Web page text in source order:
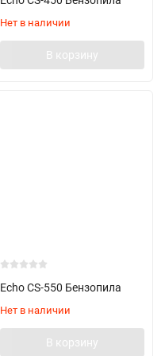
Нет в наличии
В корзину
Echo CS-550 Бензопила
Нет в наличии
В корзину